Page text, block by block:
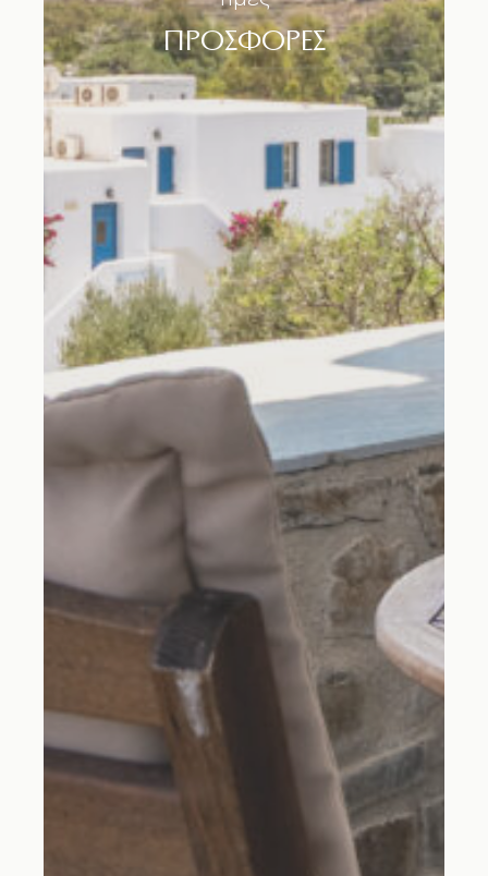
ΠΡΟΣΦΟΡΕΣ